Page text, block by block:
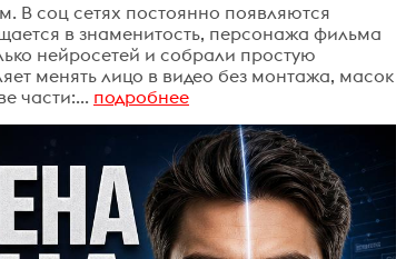
В соц сетях постоянно появляются
в знаменитость, персонажа фильма
нейросетей и собрали простую
менять лицо в видео без монтажа, масок
части:... подробнее